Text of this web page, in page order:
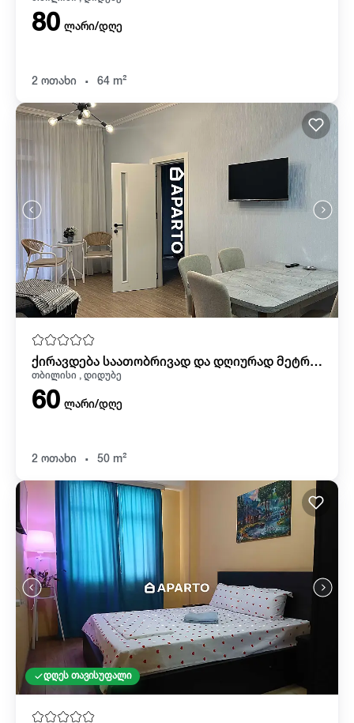
80 ლარი/დღე
2 ოთახი . 64 m²
ქირავდება საათობრივად და დღიურად მეტრო დიდუბის თავზე
თბილისი , დიდუბე
60 ლარი/დღე
2 ოთახი . 50 m²
დღეს თავისუფალი